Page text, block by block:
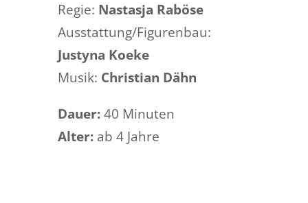
Regie: Nastasja Raböse
Ausstattung/Figurenbau:
Justyna Koeke
Musik: Christian Dähn
Dauer: 40 Minuten
Alter: ab 4 Jahre